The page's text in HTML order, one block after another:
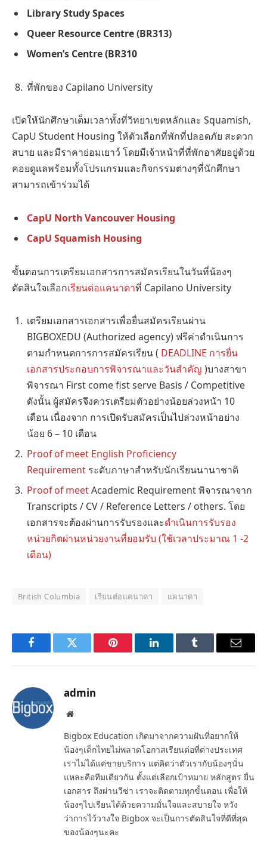
Library Study Spaces
Queer Resource Centre (BR313)
Women’s Centre (BR310
ที่พักของ Capilano University
เปิดให้นักศึกษาเต็มเวลาทั้งที่วิทยาเขตหลักและ Squamish,
CapU Student Housing ให้ตัวเลือกที่พักที่ปลอดภัย สะดวก
สบาย และมีราคาย่อมเยาว์ โดยมีเจ้าหน้าที่ที่พักอาศัยอยู่ด้วย
คอยดูแลพร้อมทั้งโปรแกรมและกิจกรรมต่างๆที่นักศึกษา
สามารถเข้าร่วมได้
CapU North Vancouver Housing
CapU Squamish Housing
ขั้นตอนการเตรียมเอกสารการสมัครเรียนในวันที่น้องๆ
ตัดสินใจเลือกเรียนต่อแคนาดาที่ Capilano University
เตรียมเอกสารเอกสารเพื่อยื่นสมัครเรียนผ่าน
BIGBOXEDU (Authorized agency) ฟรีค่าดำเนินการ
ตามกำหนดการการสมัครเรียน ( DEADLINE การยื่น
เอกสารประกอบการพิจารณาและวันสำคัญ )บางสาขา
พิจารณา First come fist serve Basis / Competitive
ดังนั้น ผู้สมัครจึงควรเตรียมตัวอย่างน้อยล่วงหน้า 10
เดือน เนื่องจาก การเปิดรับสมัครเป็นไปล่วงหน้าอย่าง
น้อย 6 – 10 เดือน
Proof of meet English Proficiency
Requirement ระดับภาษาสำหรับนักเรียนนานาชาติ
Proof of meetAcademic Requirement พิจารณาจาก
Transcripts / CV / Reference Letters / others. โดย
เอกสารจะต้องผ่านการรับรองและดำเนินการรับรอง
หน่วยกิตผ่านหน่วยงานที่ยอมรับ (ใช้เวลาประมาณ 1 -2
เดือน)
British Columbia เรียนต่อแคนาดา แคนาดา
FacebookTwitter Pinterest LinkedInTumblr Email
admin
Website
Bigbox Education เกิดมาจากความฝันที่อยากให้
น้องๆเด็กไทยไม่พลาดโอกาสเรียนต่อที่ต่างประเทศ
เราไม่ได้แค่ขายบริการ แต่คิดว่าตัวเรากับน้องๆนั่น
แหละคือทีมเดียวกัน ตั้งแต่เลือกเป้าหมาย หลักสูตร ยื่น
เอกสาร ถึงผ่านวีซ่า เราจะติดตามทุกขั้นตอน เพื่อให้
น้องๆไปเรียนได้ด้วยความมั่นใจและสบายใจ หวัง
ว่าการไว้วางใจ Bigbox จะเป็นการตัดสินใจที่ดีที่สุด
ของน้องๆนะคะ